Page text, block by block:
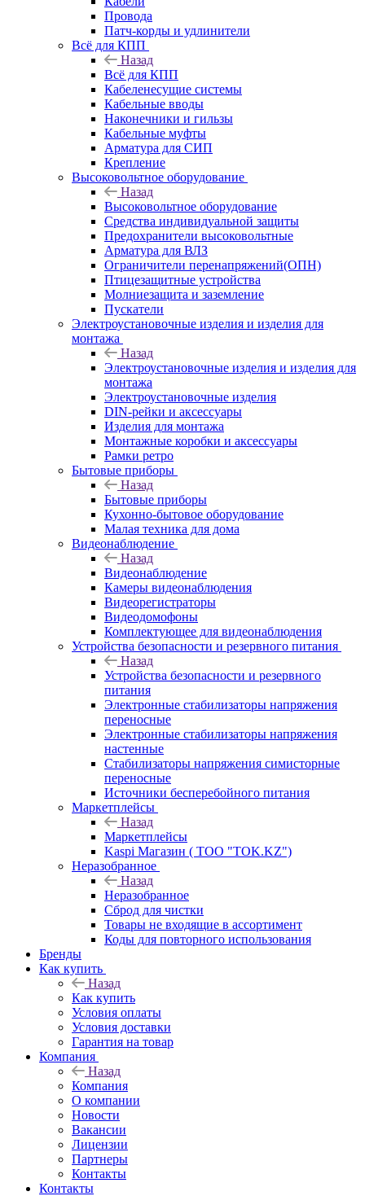
Провода
Патч-корды и удлинители
Всё для КПП
Назад
Всё для КПП
Кабеленесущие системы
Кабельные вводы
Наконечники и гильзы
Кабельные муфты
Арматура для СИП
Крепление
Высоковольтное оборудование
Назад
Высоковольтное оборудование
Средства индивидуальной защиты
Предохранители высоковольтные
Арматура для ВЛЗ
Ограничители перенапряжений(ОПН)
Птицезащитные устройства
Молниезащита и заземление
Пускатели
Электроустановочные изделия и изделия для
монтажа
Назад
Электроустановочные изделия и изделия для
монтажа
Электроустановочные изделия
DIN-рейки и аксессуары
Изделия для монтажа
Монтажные коробки и аксессуары
Рамки ретро
Бытовые приборы
Назад
Бытовые приборы
Кухонно-бытовое оборудование
Малая техника для дома
Видеонаблюдение
Назад
Видеонаблюдение
Камеры видеонаблюдения
Видеорегистраторы
Видеодомофоны
Комплектующее для видеонаблюдения
Устройства безопасности и резервного питания
Назад
Устройства безопасности и резервного
питания
Электронные стабилизаторы напряжения
переносные
Электронные стабилизаторы напряжения
настенные
Стабилизаторы напряжения симисторные
переносные
Источники бесперебойного питания
Маркетплейсы
Назад
Маркетплейсы
Kaspi Магазин ( ТОО "TOK.KZ")
Неразобранное
Назад
Неразобранное
Сброд для чистки
Товары не входящие в ассортимент
Коды для повторного использования
Бренды
Как купить
Назад
Как купить
Условия оплаты
Условия доставки
Гарантия на товар
Компания
Назад
Компания
О компании
Новости
Вакансии
Лицензии
Партнеры
Контакты
Контакты